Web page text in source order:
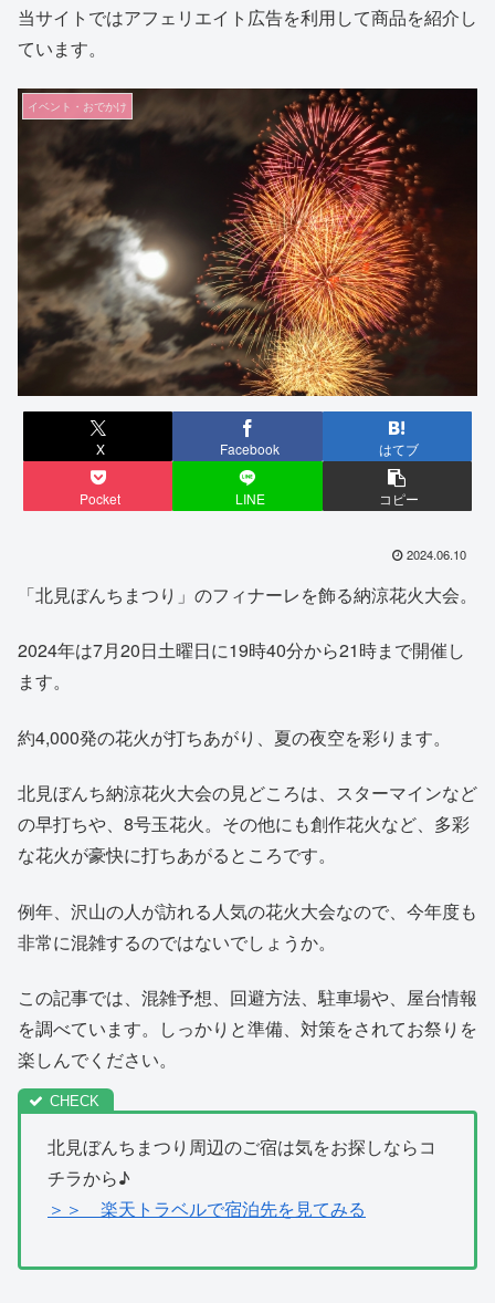
当サイトではアフェリエイト広告を利用して商品を紹介し
ています。
イベント・おでかけ
X Facebook はてブ
Pocket LINE コピー
2024.06.10
「北見ぼんちまつり」のフィナーレを飾る納涼花火大会。
2024年は7月20日土曜日に19時40分から21時まで開催し
ます。
約4,000発の花火が打ちあがり、夏の夜空を彩ります。
北見ぼんち納涼花火大会の見どころは、スターマインなど
の早打ちや、8号玉花火。その他にも創作花火など、多彩
な花火が豪快に打ちあがるところです。
例年、沢山の人が訪れる人気の花火大会なので、今年度も
非常に混雑するのではないでしょうか。
この記事では、混雑予想、回避方法、駐車場や、屋台情報
を調べています。しっかりと準備、対策をされてお祭りを
楽しんでください。
北見ぼんちまつり周辺のご宿は気をお探しならコ
チラから♪
＞＞ 楽天トラベルで宿泊先を見てみる